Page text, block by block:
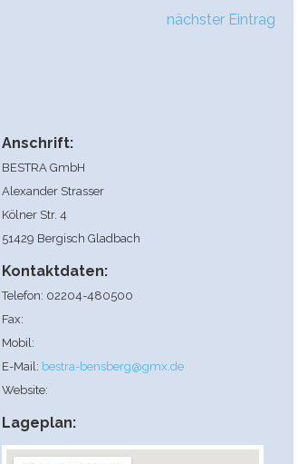
nächster Eintrag
Anschrift:
BESTRA GmbH
Alexander Strasser
Kölner Str. 4
51429 Bergisch Gladbach
Kontaktdaten:
Telefon: 02204-480500
Fax:
Mobil:
E-Mail: bestra-bensberg@gmx.de
Website:
Lageplan: